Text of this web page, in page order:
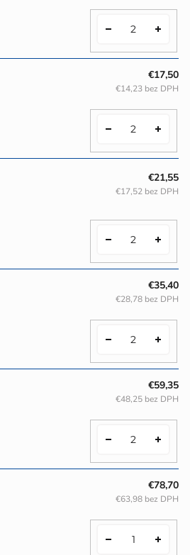
€17,50
€14,23 bez DPH
€21,55
€17,52 bez DPH
€35,40
€28,78 bez DPH
€59,35
€48,25 bez DPH
€78,70
€63,98 bez DPH